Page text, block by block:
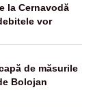
la Cernavodă
vor
de măsurile
Bolojan